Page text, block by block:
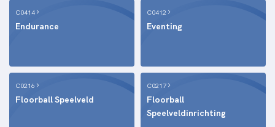
C0414
Endurance
C0412
Eventing
C0216
Floorball Speelveld
C0217
Floorball
Speelveldinrichting